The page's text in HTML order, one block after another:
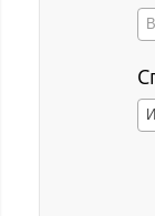
Куйбышевский